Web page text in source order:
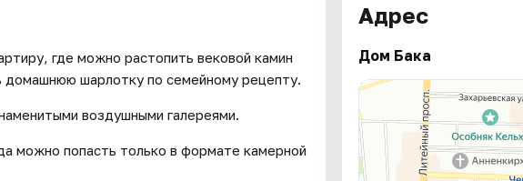
где можно растопить вековой камин
домашнюю шарлотку по семейному рецепту.
воздушными галереями.
можно попасть только в формате камерной
Адрес
Дом Бака